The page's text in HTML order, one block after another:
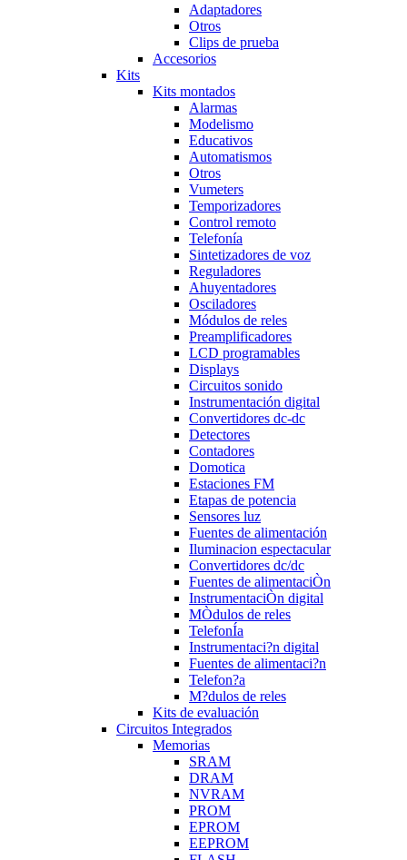
Adaptadores
Otros
Clips de prueba
Accesorios
Kits
Kits montados
Alarmas
Modelismo
Educativos
Automatismos
Otros
Vumeters
Temporizadores
Control remoto
Telefonía
Sintetizadores de voz
Reguladores
Ahuyentadores
Osciladores
Módulos de reles
Preamplificadores
LCD programables
Displays
Circuitos sonido
Instrumentación digital
Convertidores dc-dc
Detectores
Contadores
Domotica
Estaciones FM
Etapas de potencia
Sensores luz
Fuentes de alimentación
Iluminacion espectacular
Convertidores dc/dc
Fuentes de alimentaciÒn
InstrumentaciÒn digital
MÒdulos de reles
TelefonÍa
Instrumentaci?n digital
Fuentes de alimentaci?n
Telefon?a
M?dulos de reles
Kits de evaluación
Circuitos Integrados
Memorias
SRAM
DRAM
NVRAM
PROM
EPROM
EEPROM